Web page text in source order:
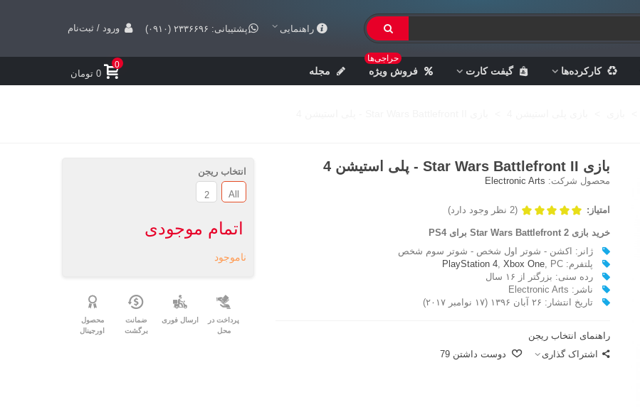
راهنمایی پشتیبانی: ۲۳۳۶۶۹۶ (۰۹۱۰) ورود / ثبت‌نام
کارکرده‌ها گیفت کارت فروش ویژه
حراجی‌ها
مجله
0
0 تومان
بازی Star Wars Battlefront II - پلی استیشن 4
محصول شرکت: Electronic Arts
امتیاز: (2 نظر وجود دارد)
خرید بازی Star Wars Battlefront 2 برای PS4
ژانر: اکشن - شوتر اول شخص - شوتر سوم شخص
پلتفرم‌:
PlayStation 4 ,Xbox One , PC
رده سنی: بزرگتر از ۱۶ سال
ناشر: Electronic Arts
تاریخ انتشار: ۲۶ آبان ۱۳۹۶ (۱۷ نوامبر ۲۰۱۷)
راهنمای انتخاب ریجن
اشتراک گذاری
دوست داشتن 79
انتخاب ریجن
All
2
اتمام موجودی
ناموجود
پرداخت در
محل
ارسال فوری
ضمانت
برگشت
محصول
اورجینال